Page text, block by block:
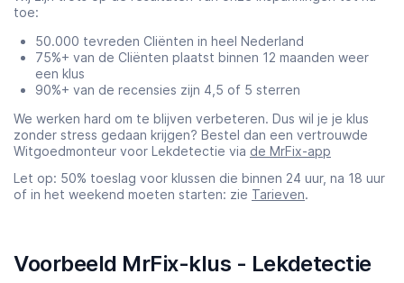
toe:
50.000 tevreden Cliënten in heel Nederland
75%+ van de Cliënten plaatst binnen 12 maanden weer
een klus
90%+ van de recensies zijn 4,5 of 5 sterren
We werken hard om te blijven verbeteren. Dus wil je je klus
zonder stress gedaan krijgen? Bestel dan een vertrouwde
Witgoedmonteur voor Lekdetectie via de MrFix-app
Let op: 50% toeslag voor klussen die binnen 24 uur, na 18 uur
of in het weekend moeten starten: zie Tarieven.
Voorbeeld MrFix-klus - Lekdetectie